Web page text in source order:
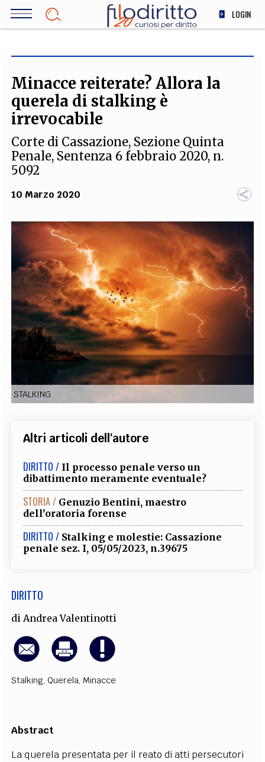
Salta
LOGIN
SOCIETÀ
MEDICINA
SCIENZA
INNOVAZIONE
ALTRO
FILODIRITTO REDAZIONE COMITATO SCIENTIFICO AUTORI
FOTOGRAFI
PARTNER COLLABORA CON NOI
EXTRA
CODICI RUBRICHE LIBRI PROCEEDINGS PUBBLICITÀ CONTATTI
SOCIAL MEDIA
Minacce reiterate? Allora la
querela di stalking è
irrevocabile
Corte di Cassazione, Sezione Quinta
Penale, Sentenza 6 febbraio 2020, n.
5092
10 Marzo 2020
STALKING
Altri articoli dell'autore
DIRITTO / Il processo penale verso un
dibattimento meramente eventuale?
STORIA / Genuzio Bentini, maestro
dell’oratoria forense
DIRITTO / Stalking e molestie: Cassazione
penale sez. I, 05/05/2023, n.39675
DIRITTO
di Andrea Valentinotti
Stalking, Querela, Minacce
Abstract
La querela presentata per il reato di atti persecutori